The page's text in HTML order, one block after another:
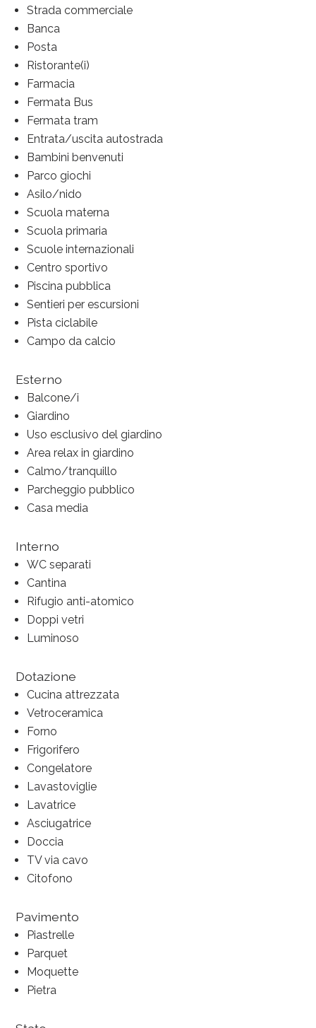
Strada commerciale
Banca
Posta
Ristorante(i)
Farmacia
Fermata Bus
Fermata tram
Entrata/uscita autostrada
Bambini benvenuti
Parco giochi
Asilo/nido
Scuola materna
Scuola primaria
Scuole internazionali
Centro sportivo
Piscina pubblica
Sentieri per escursioni
Pista ciclabile
Campo da calcio
Esterno
Balcone/i
Giardino
Uso esclusivo del giardino
Area relax in giardino
Calmo/tranquillo
Parcheggio pubblico
Casa media
Interno
WC separati
Cantina
Rifugio anti-atomico
Doppi vetri
Luminoso
Dotazione
Cucina attrezzata
Vetroceramica
Forno
Frigorifero
Congelatore
Lavastoviglie
Lavatrice
Asciugatrice
Doccia
TV via cavo
Citofono
Pavimento
Piastrelle
Parquet
Moquette
Pietra